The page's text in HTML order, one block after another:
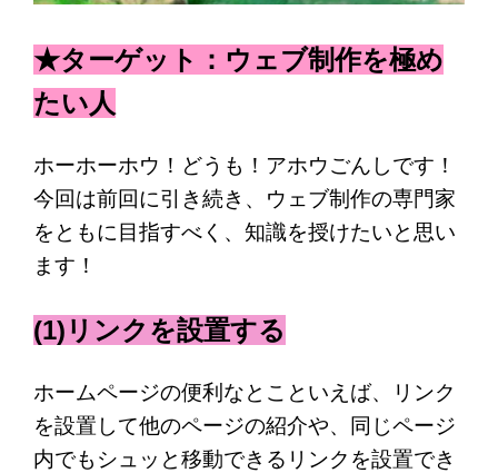
★ターゲット：ウェブ制作を極め
たい人
ホーホーホウ！どうも！アホウごんしです！
今回は前回に引き続き、ウェブ制作の専門家
をともに目指すべく、知識を授けたいと思い
ます！
(1)リンクを設置する
ホームページの便利なとこといえば、リンク
を設置して他のページの紹介や、同じページ
内でもシュッと移動できるリンクを設置でき